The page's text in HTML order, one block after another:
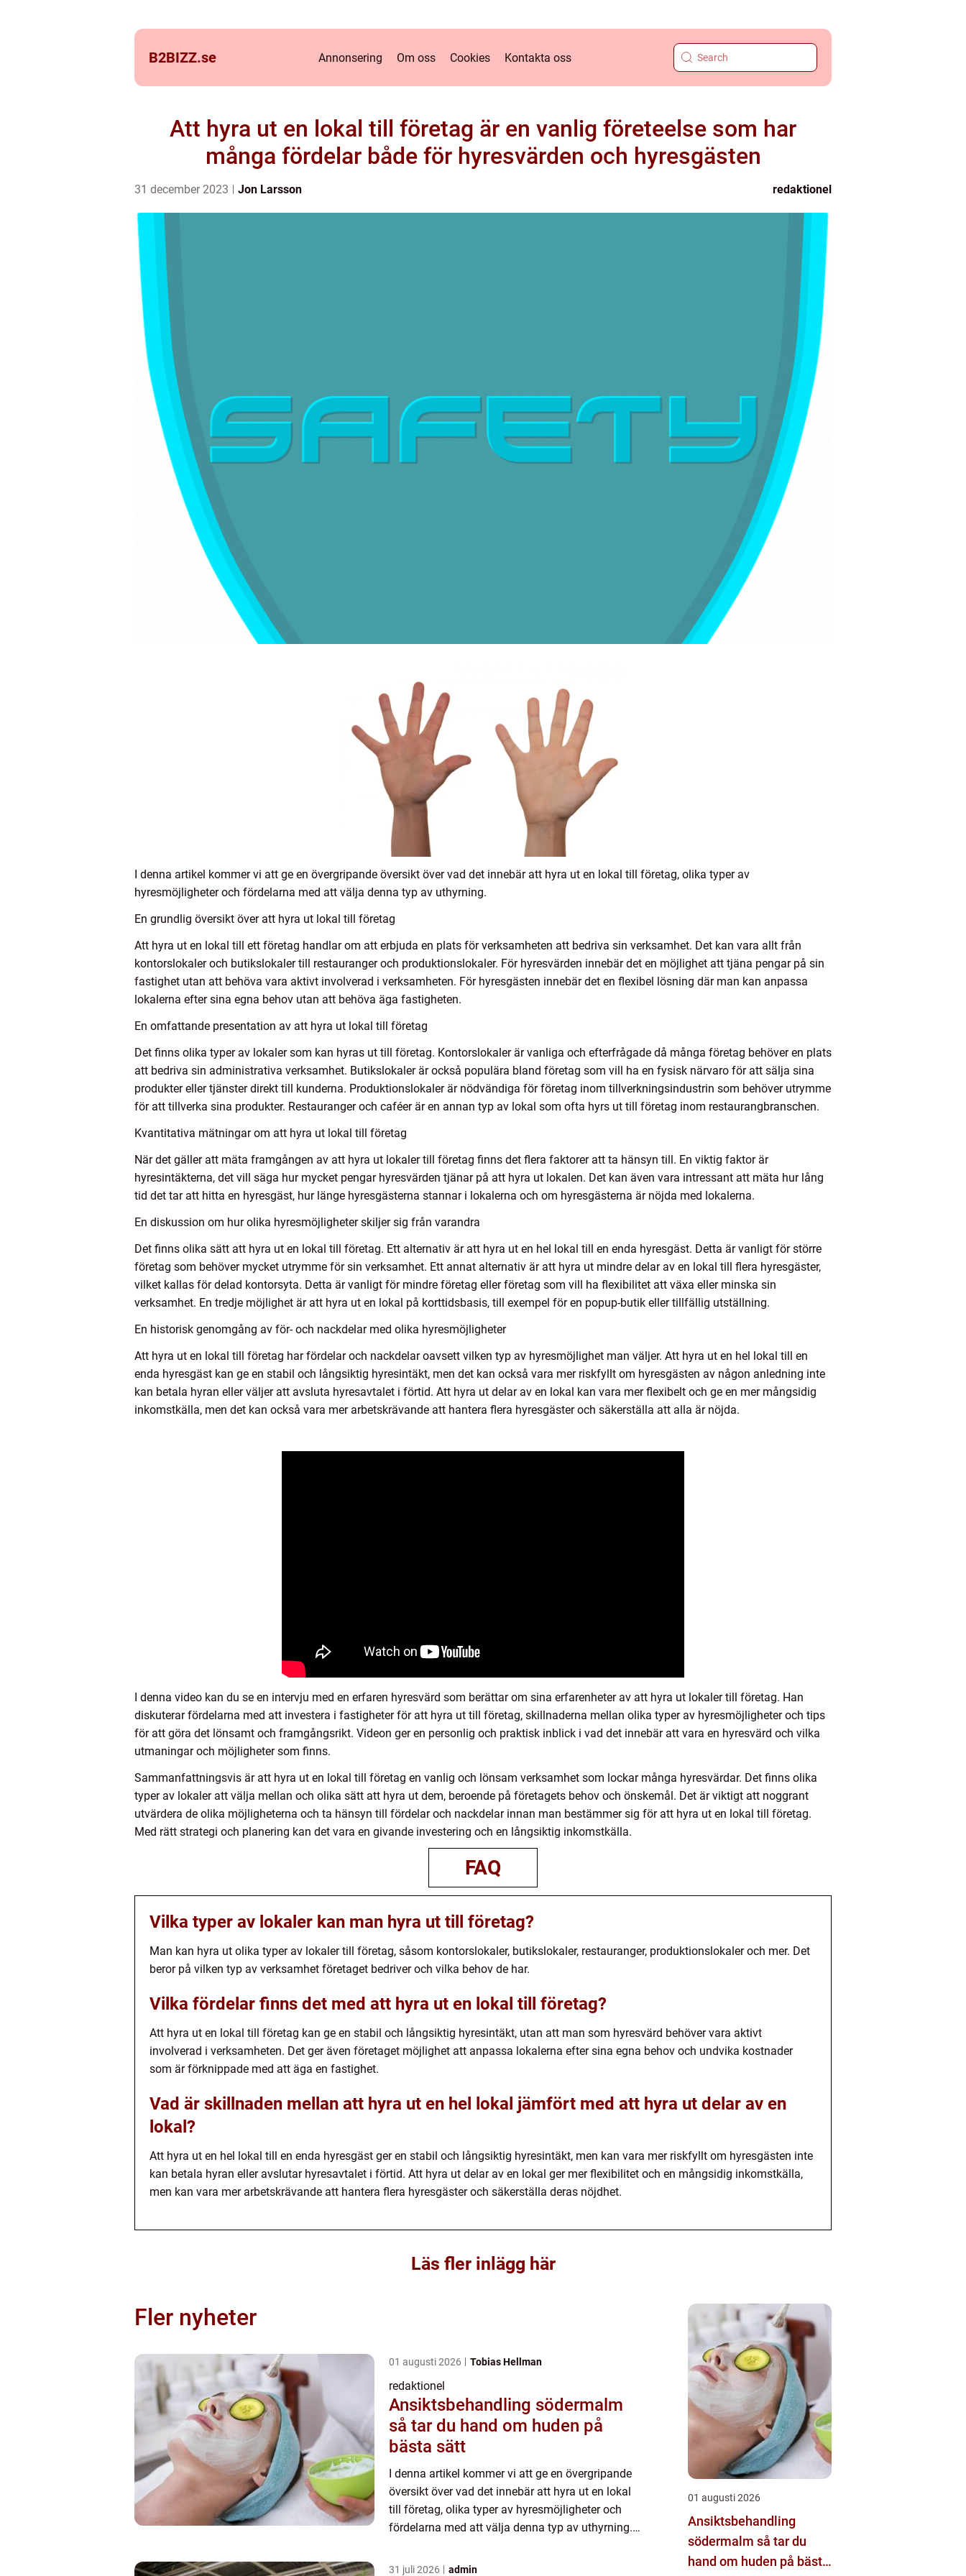
B2BIZZ.se Annonsering Om oss Cookies Kontakta oss
Att hyra ut en lokal till företag är en vanlig företeelse som har
många fördelar både för hyresvärden och hyresgästen
31 december 2023 Jon Larsson redaktionel
I denna artikel kommer vi att ge en övergripande översikt över vad det innebär att hyra ut en lokal till företag, olika typer av
hyresmöjligheter och fördelarna med att välja denna typ av uthyrning.
En grundlig översikt över att hyra ut lokal till företag
Att hyra ut en lokal till ett företag handlar om att erbjuda en plats för verksamheten att bedriva sin verksamhet. Det kan vara allt från
kontorslokaler och butikslokaler till restauranger och produktionslokaler. För hyresvärden innebär det en möjlighet att tjäna pengar på sin
fastighet utan att behöva vara aktivt involverad i verksamheten. För hyresgästen innebär det en flexibel lösning där man kan anpassa
lokalerna efter sina egna behov utan att behöva äga fastigheten.
En omfattande presentation av att hyra ut lokal till företag
Det finns olika typer av lokaler som kan hyras ut till företag. Kontorslokaler är vanliga och efterfrågade då många företag behöver en plats
att bedriva sin administrativa verksamhet. Butikslokaler är också populära bland företag som vill ha en fysisk närvaro för att sälja sina
produkter eller tjänster direkt till kunderna. Produktionslokaler är nödvändiga för företag inom tillverkningsindustrin som behöver utrymme
för att tillverka sina produkter. Restauranger och caféer är en annan typ av lokal som ofta hyrs ut till företag inom restaurangbranschen.
Kvantitativa mätningar om att hyra ut lokal till företag
När det gäller att mäta framgången av att hyra ut lokaler till företag finns det flera faktorer att ta hänsyn till. En viktig faktor är
hyresintäkterna, det vill säga hur mycket pengar hyresvärden tjänar på att hyra ut lokalen. Det kan även vara intressant att mäta hur lång
tid det tar att hitta en hyresgäst, hur länge hyresgästerna stannar i lokalerna och om hyresgästerna är nöjda med lokalerna.
En diskussion om hur olika hyresmöjligheter skiljer sig från varandra
Det finns olika sätt att hyra ut en lokal till företag. Ett alternativ är att hyra ut en hel lokal till en enda hyresgäst. Detta är vanligt för större
företag som behöver mycket utrymme för sin verksamhet. Ett annat alternativ är att hyra ut mindre delar av en lokal till flera hyresgäster,
vilket kallas för delad kontorsyta. Detta är vanligt för mindre företag eller företag som vill ha flexibilitet att växa eller minska sin
verksamhet. En tredje möjlighet är att hyra ut en lokal på korttidsbasis, till exempel för en popup-butik eller tillfällig utställning.
En historisk genomgång av för- och nackdelar med olika hyresmöjligheter
Att hyra ut en lokal till företag har fördelar och nackdelar oavsett vilken typ av hyresmöjlighet man väljer. Att hyra ut en hel lokal till en
enda hyresgäst kan ge en stabil och långsiktig hyresintäkt, men det kan också vara mer riskfyllt om hyresgästen av någon anledning inte
kan betala hyran eller väljer att avsluta hyresavtalet i förtid. Att hyra ut delar av en lokal kan vara mer flexibelt och ge en mer mångsidig
inkomstkälla, men det kan också vara mer arbetskrävande att hantera flera hyresgäster och säkerställa att alla är nöjda.
I denna video kan du se en intervju med en erfaren hyresvärd som berättar om sina erfarenheter av att hyra ut lokaler till företag. Han
diskuterar fördelarna med att investera i fastigheter för att hyra ut till företag, skillnaderna mellan olika typer av hyresmöjligheter och tips
för att göra det lönsamt och framgångsrikt. Videon ger en personlig och praktisk inblick i vad det innebär att vara en hyresvärd och vilka
utmaningar och möjligheter som finns.
Sammanfattningsvis är att hyra ut en lokal till företag en vanlig och lönsam verksamhet som lockar många hyresvärdar. Det finns olika
typer av lokaler att välja mellan och olika sätt att hyra ut dem, beroende på företagets behov och önskemål. Det är viktigt att noggrant
utvärdera de olika möjligheterna och ta hänsyn till fördelar och nackdelar innan man bestämmer sig för att hyra ut en lokal till företag.
Med rätt strategi och planering kan det vara en givande investering och en långsiktig inkomstkälla.
FAQ
Vilka typer av lokaler kan man hyra ut till företag?
Man kan hyra ut olika typer av lokaler till företag, såsom kontorslokaler, butikslokaler, restauranger, produktionslokaler och mer. Det
beror på vilken typ av verksamhet företaget bedriver och vilka behov de har.
Vilka fördelar finns det med att hyra ut en lokal till företag?
Att hyra ut en lokal till företag kan ge en stabil och långsiktig hyresintäkt, utan att man som hyresvärd behöver vara aktivt
involverad i verksamheten. Det ger även företaget möjlighet att anpassa lokalerna efter sina egna behov och undvika kostnader
som är förknippade med att äga en fastighet.
Vad är skillnaden mellan att hyra ut en hel lokal jämfört med att hyra ut delar av en
lokal?
Att hyra ut en hel lokal till en enda hyresgäst ger en stabil och långsiktig hyresintäkt, men kan vara mer riskfyllt om hyresgästen inte
kan betala hyran eller avslutar hyresavtalet i förtid. Att hyra ut delar av en lokal ger mer flexibilitet och en mångsidig inkomstkälla,
men kan vara mer arbetskrävande att hantera flera hyresgäster och säkerställa deras nöjdhet.
Läs fler inlägg här
Fler nyheter
01 augusti 2026 Tobias Hellman
redaktionel
Ansiktsbehandling södermalm
så tar du hand om huden på
bästa sätt
I denna artikel kommer vi att ge en övergripande
översikt över vad det innebär att hyra ut en lokal
till företag, olika typer av hyresmöjligheter och
fördelarna med att välja denna typ av uthyrning.
31 juli 2026 admin
01 augusti 2026
Ansiktsbehandling
södermalm så tar du
hand om huden på bästa